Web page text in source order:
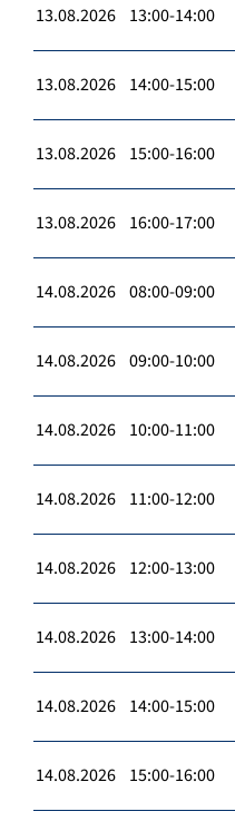
13.08.2026 13:00-14:00
13.08.2026 14:00-15:00
13.08.2026 15:00-16:00
13.08.2026 16:00-17:00
14.08.2026 08:00-09:00
14.08.2026 09:00-10:00
14.08.2026 10:00-11:00
14.08.2026 11:00-12:00
14.08.2026 12:00-13:00
14.08.2026 13:00-14:00
14.08.2026 14:00-15:00
14.08.2026 15:00-16:00